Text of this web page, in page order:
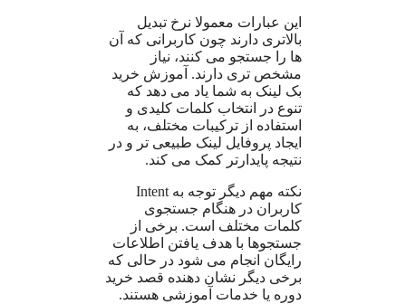
این عبارات معمولا نرخ تبدیل
بالاتری دارند چون کاربرانی که آن
ها را جستجو می کنند، نیاز
مشخص تری دارند. آموزش خرید
بک لینک به شما یاد می دهد که
تنوع در انتخاب کلمات کلیدی و
استفاده از ترکیبات مختلف، به
ایجاد پروفایل لینک طبیعی تر و در
نتیجه پایدارتر کمک می کند.
نکته مهم دیگر توجه به Intent
کاربران در هنگام جستجوی
کلمات مختلف است. برخی از
جستجوها با هدف یافتن اطلاعات
رایگان انجام می شود در حالی که
برخی دیگر نشان دهنده قصد خرید
دوره یا خدمات آموزشی هستند.